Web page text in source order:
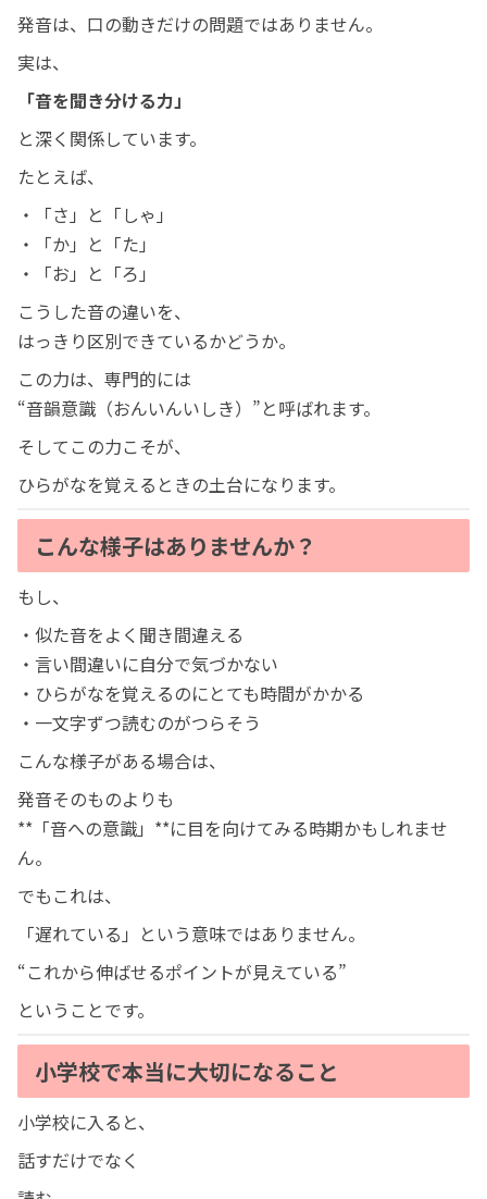
発音は、口の動きだけの問題ではありません。
実は、
「音を聞き分ける力」
と深く関係しています。
たとえば、
・「さ」と「しゃ」
・「か」と「た」
・「お」と「ろ」
こうした音の違いを、
はっきり区別できているかどうか。
この力は、専門的には
“音韻意識（おんいんいしき）”と呼ばれます。
そしてこの力こそが、
ひらがなを覚えるときの土台になります。
こんな様子はありませんか？
もし、
・似た音をよく聞き間違える
・言い間違いに自分で気づかない
・ひらがなを覚えるのにとても時間がかかる
・一文字ずつ読むのがつらそう
こんな様子がある場合は、
発音そのものよりも
**「音への意識」**に目を向けてみる時期かもしれませ
ん。
でもこれは、
「遅れている」という意味ではありません。
“これから伸ばせるポイントが見えている”
ということです。
小学校で本当に大切になること
小学校に入ると、
話すだけでなく